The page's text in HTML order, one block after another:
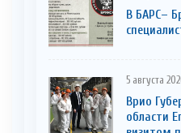
В БАРС–
5 августа
Врио
области